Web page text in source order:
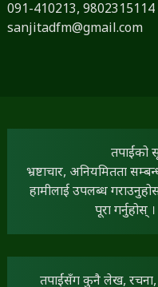
091-410213, 9802315114
sanjitadfm@gmail.com
तपाईंको
भ्रष्टाचार, अनियमितता
हामीलाई उपलब्ध
पूरा गर्नुहोस् ।
तपाईंसँग कुनै लेख, रचना,